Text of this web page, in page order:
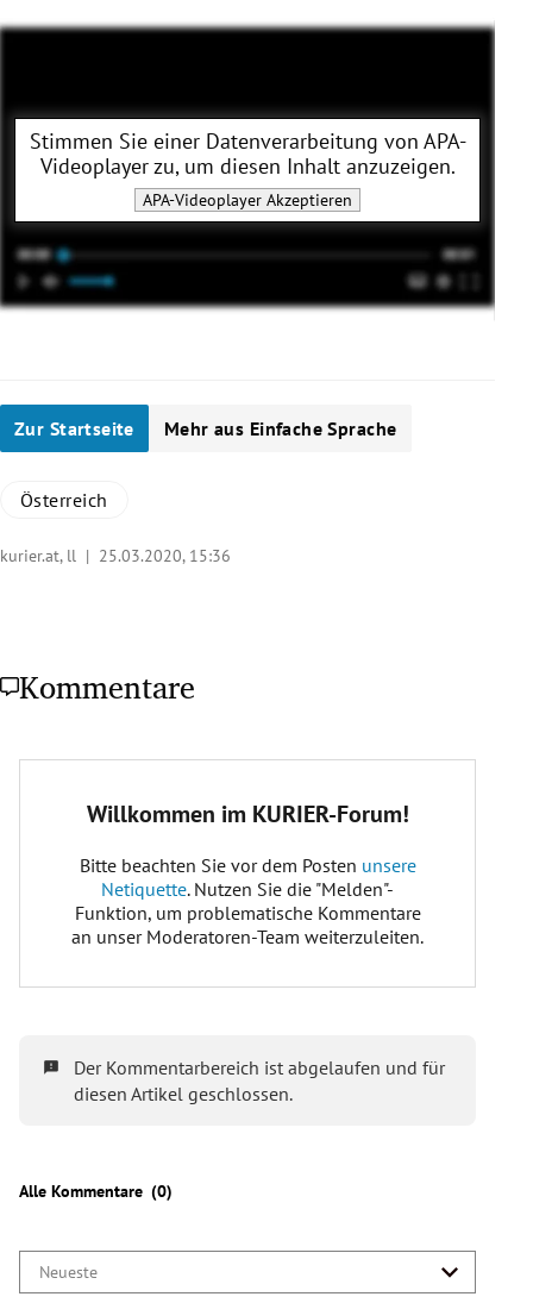
Stimmen Sie einer Datenverarbeitung von APA-
Videoplayerzu, um diesen Inhalt anzuzeigen.
APA-Videoplayer Akzeptieren
Zur Startseite Mehr aus Einfache Sprache
Österreich
kurier.at, ll | 25.03.2020, 15:36
Kommentare